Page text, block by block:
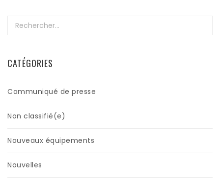
Rechercher :
CATÉGORIES
Communiqué de presse
Non classifié(e)
Nouveaux équipements
Nouvelles